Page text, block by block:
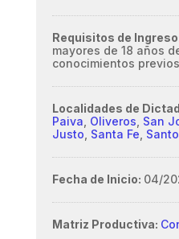
Requisitos de
mayores de 18 años
conocimientos
Localidades de
Paiva Oliveros San
Justo Santa Fe
Fecha de Inicio: 04/
Matriz Productiva: